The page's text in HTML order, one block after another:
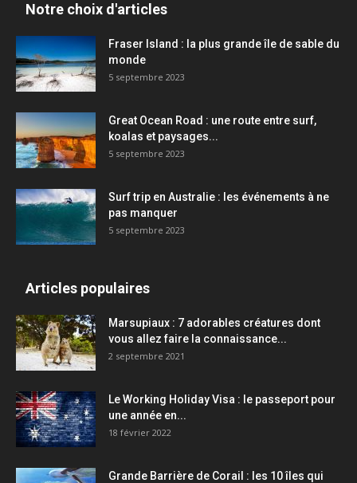
Notre choix d'articles
Fraser Island : la plus grande île de sable du
monde
5 septembre 2023
Great Ocean Road : une route entre surf,
koalas et paysages...
5 septembre 2023
Surf trip en Australie : les événements à ne
pas manquer
5 septembre 2023
Articles populaires
Marsupiaux : 7 adorables créatures dont
vous allez faire la connaissance...
2 septembre 2021
Le Working Holiday Visa : le passeport pour
une année en...
18 février 2022
Grande Barrière de Corail : les 10 îles qui